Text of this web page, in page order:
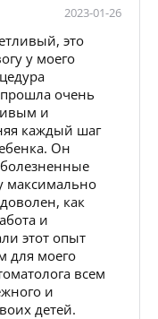
2023-01-26
это
у моего
очень
и
каждый шаг
Он
максимально
как
и
этот опыт
для моего
всем
и
детей.